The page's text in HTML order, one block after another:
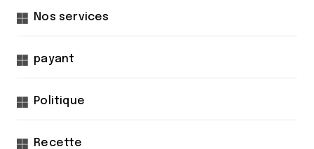
Nos services
payant
Politique
Recette